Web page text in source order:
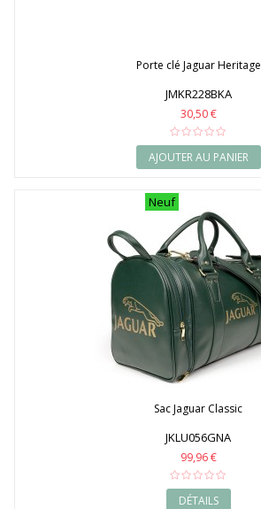
Porte clé Jaguar Heritage
JMKR228BKA
30,50 €
AJOUTER AU PANIER
Neuf
Sac Jaguar Classic
JKLU056GNA
99,96 €
DÉTAILS